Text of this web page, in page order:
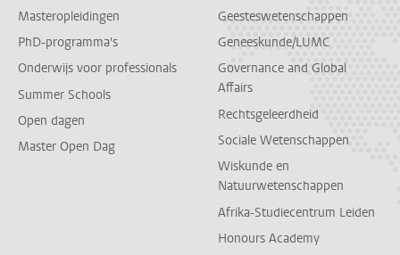
Masteropleidingen
PhD-programma's
Onderwijs voor professionals
Summer Schools
Open dagen
Master Open Dag
Geesteswetenschappen
Geneeskunde/LUMC
Governance and Global
Affairs
Rechtsgeleerdheid
Sociale Wetenschappen
Wiskunde en
Natuurwetenschappen
Afrika-Studiecentrum Leiden
Honours Academy